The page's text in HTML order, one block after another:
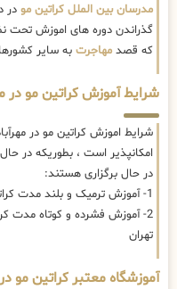
مدرسان بین الملل کراتین مو در
گذراندن دوره های اموزش تحت
که قصد مهاجرت به سایر
شرایط آموزش کراتین مو در
شرایط اموزش کراتین مو در
امکانپذیر است ، بطوریکه در
در حال برگزاری هستند:
1- آموزش ترمیک و بلند مدت کراتین مو در مهرآباد
2- آموزش فشرده و کوتاه مدت
تهران
آموزشگاه معتبر کراتین مو در